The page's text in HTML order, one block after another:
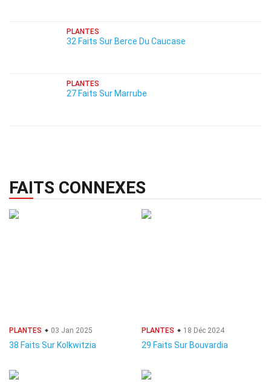
PLANTES
32 Faits Sur Berce Du Caucase
PLANTES
27 Faits Sur Marrube
FAITS CONNEXES
PLANTES 03 Jan 2025
38 Faits Sur Kolkwitzia
PLANTES 18 Déc 2024
29 Faits Sur Bouvardia